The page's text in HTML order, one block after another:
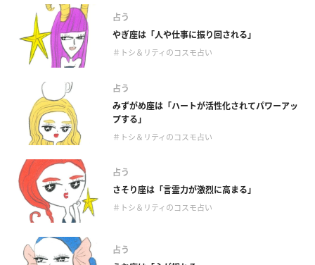
占う
やぎ座は「人や仕事に振り回される」
＃トシ＆リティのコスモ占い
占う
みずがめ座は「ハートが活性化されてパワーアッ
プする」
＃トシ＆リティのコスモ占い
占う
さそり座は「言霊力が激烈に高まる」
＃トシ＆リティのコスモ占い
占う